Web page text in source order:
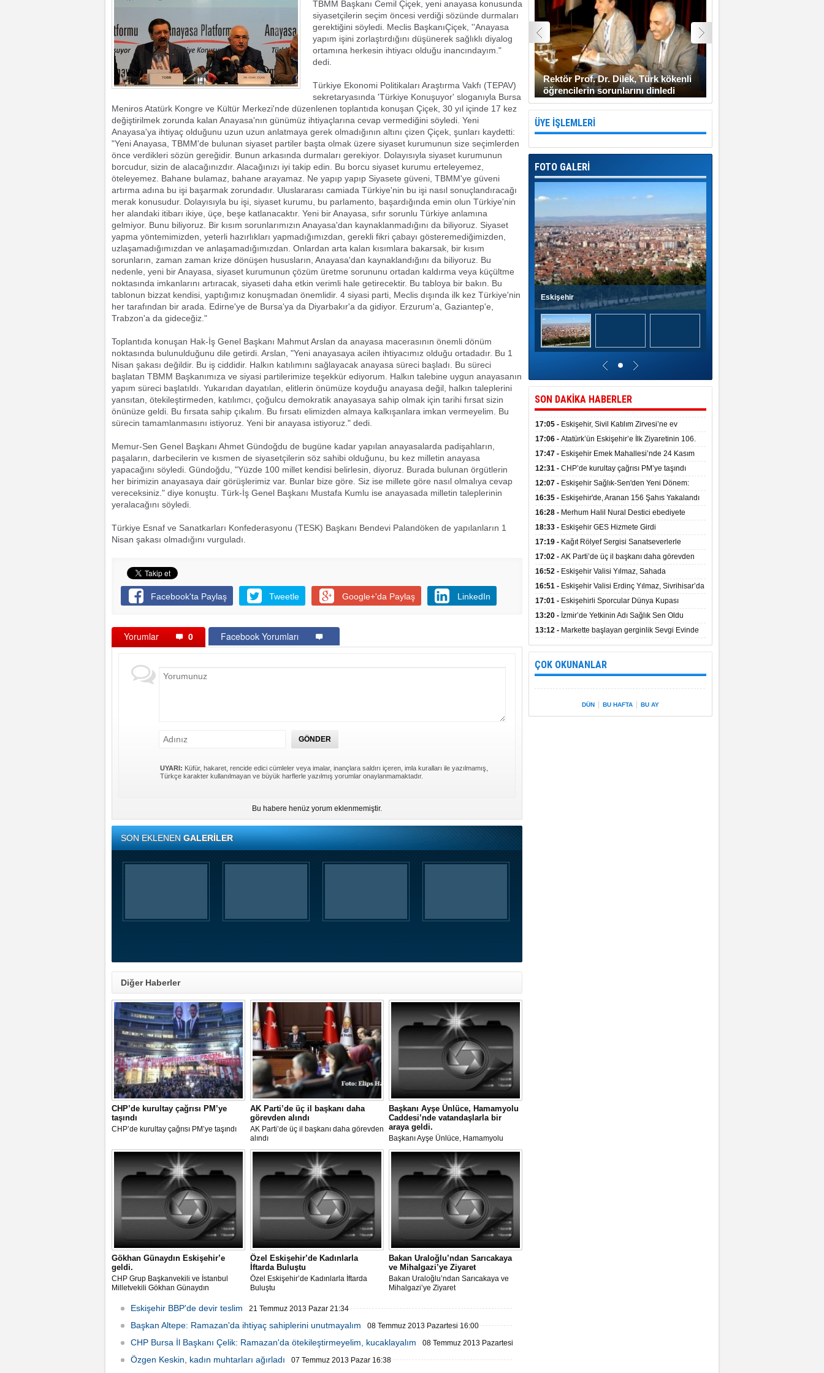
TBMM Başkanı Cemil Çiçek, yeni anayasa konusunda
siyasetçilerin seçim öncesi verdiği sözünde durmaları
gerektiğini söyledi. Meclis BaşkanıÇiçek, ''Anayasa
yapım işini zorlaştırdığını düşünerek sağlıklı diyalog
ortamına herkesin ihtiyacı olduğu inancındayım."
dedi.
Türkiye Ekonomi Politikaları Araştırma Vakfı (TEPAV)
sekretaryasında 'Türkiye Konuşuyor' sloganıyla Bursa
Meniros Atatürk Kongre ve Kültür Merkezi'nde düzenlenen toplantıda konuşan Çiçek, 30 yıl içinde 17 kez
değiştirilmek zorunda kalan Anayasa'nın günümüz ihtiyaçlarına cevap vermediğini söyledi. Yeni
Anayasa'ya ihtiyaç olduğunu uzun uzun anlatmaya gerek olmadığının altını çizen Çiçek, şunları kaydetti:
"Yeni Anayasa, TBMM'de bulunan siyaset partiler başta olmak üzere siyaset kurumunun size seçimlerden
önce verdikleri sözün gereğidir. Bunun arkasında durmaları gerekiyor. Dolayısıyla siyaset kurumunun
borcudur, sizin de alacağınızdır. Alacağınızı iyi takip edin. Bu borcu siyaset kurumu erteleyemez,
öteleyemez. Bahane bulamaz, bahane arayamaz. Ne yapıp yapıp Siyasete güveni, TBMM'ye güveni
artırma adına bu işi başarmak zorundadır. Uluslararası camiada Türkiye'nin bu işi nasıl sonuçlandıracağı
merak konusudur. Dolayısıyla bu işi, siyaset kurumu, bu parlamento, başardığında emin olun Türkiye'nin
her alandaki itibarı ikiye, üçe, beşe katlanacaktır. Yeni bir Anayasa, sıfır sorunlu Türkiye anlamına
gelmiyor. Bunu biliyoruz. Bir kısım sorunlarımızın Anayasa'dan kaynaklanmadığını da biliyoruz. Siyaset
yapma yöntemimizden, yeterli hazırlıkları yapmadığımızdan, gerekli fikri çabayı gösteremediğimizden,
uzlaşamadığımızdan ve anlaşamadığımızdan. Onlardan arta kalan kısımlara bakarsak, bir kısım
sorunların, zaman zaman krize dönüşen hususların, Anayasa'dan kaynaklandığını da biliyoruz. Bu
nedenle, yeni bir Anayasa, siyaset kurumunun çözüm üretme sorununu ortadan kaldırma veya küçültme
noktasında imkanlarını artıracak, siyaseti daha etkin verimli hale getirecektir. Bu tabloya bir bakın. Bu
tablonun bizzat kendisi, yaptığımız konuşmadan önemlidir. 4 siyasi parti, Meclis dışında ilk kez Türkiye'nin
her tarafından bir arada. Edirne'ye de Bursa'ya da Diyarbakır'a da gidiyor. Erzurum'a, Gaziantep'e,
Trabzon'a da gideceğiz."
Toplantıda konuşan Hak-İş Genel Başkanı Mahmut Arslan da anayasa macerasının önemli dönüm
noktasında bulunulduğunu dile getirdi. Arslan, "Yeni anayasaya acilen ihtiyacımız olduğu ortadadır. Bu 1
Nisan şakası değildir. Bu iş ciddidir. Halkın katılımını sağlayacak anayasa süreci başladı. Bu süreci
başlatan TBMM Başkanımıza ve siyasi partilerimize teşekkür ediyorum. Halkın talebine uygun anayasanın
yapım süreci başlatıldı. Yukarıdan dayatılan, elitlerin önümüze koyduğu anayasa değil, halkın taleplerini
yansıtan, ötekileştirmeden, katılımcı, çoğulcu demokratik anayasaya sahip olmak için tarihi fırsat sizin
önünüze geldi. Bu fırsata sahip çıkalım. Bu fırsatı elimizden almaya kalkışanlara imkan vermeyelim. Bu
sürecin tamamlanmasını istiyoruz. Yeni bir anayasa istiyoruz." dedi.
Memur-Sen Genel Başkanı Ahmet Gündoğdu de bugüne kadar yapılan anayasalarda padişahların,
paşaların, darbecilerin ve kısmen de siyasetçilerin söz sahibi olduğunu, bu kez milletin anayasa
yapacağını söyledi. Gündoğdu, "Yüzde 100 millet kendisi belirlesin, diyoruz. Burada bulunan örgütlerin
her birimizin anayasaya dair görüşlerimiz var. Bunlar bize göre. Siz ise millete göre nasıl olmalıya cevap
vereceksiniz." diye konuştu. Türk-İş Genel Başkanı Mustafa Kumlu ise anayasada milletin taleplerinin
yeralacağını söyledi.
Türkiye Esnaf ve Sanatkarları Konfederasyonu (TESK) Başkanı Bendevi Palandöken de yapılanların 1
Nisan şakası olmadığını vurguladı.
Facebook'ta Paylaş Tweetle Google+'da Paylaş LinkedIn
Yorumlar 0 Facebook Yorumları
UYARI: Küfür, hakaret, rencide edici cümleler veya imalar, inançlara saldırı içeren, imla kuralları ile yazılmamış,
Türkçe karakter kullanılmayan ve büyük harflerle yazılmış yorumlar onaylanmamaktadır.
Bu habere henüz yorum eklenmemiştir.
SON EKLENENGALERİLER
Diğer Haberler
CHP’de kurultay çağrısı PM’ye
taşındı
CHP’de kurultay çağrısı PM’ye taşındı
AK Parti’de üç il başkanı daha
görevden alındı
AK Parti’de üç il başkanı daha görevden
alındı
Başkanı Ayşe Ünlüce, Hamamyolu
Caddesi’nde vatandaşlarla bir
araya geldi.
Başkanı Ayşe Ünlüce, Hamamyolu
Caddesi’nde vatandaşlarla bir araya
geldi.
Gökhan Günaydın Eskişehir’e
geldi.
CHP Grup Başkanvekili ve İstanbul
Milletvekili Gökhan Günaydın
Özel Eskişehir’de Kadınlarla
İftarda Buluştu
Özel Eskişehir’de Kadınlarla İftarda
Buluştu
Bakan Uraloğlu’ndan Sarıcakaya
ve Mihalgazi’ye Ziyaret
Bakan Uraloğlu’ndan Sarıcakaya ve
Mihalgazi’ye Ziyaret
Eskişehir BBP'de devir teslim 21 Temmuz 2013 Pazar 21:34
Başkan Altepe: Ramazan'da ihtiyaç sahiplerini unutmayalım 08 Temmuz 2013 Pazartesi 16:00
CHP Bursa İl Başkanı Çelik: Ramazan'da ötekileştirmeyelim, kucaklayalım
08 Temmuz 2013 Pazartesi
15:24
Özgen Keskin, kadın muhtarları ağırladı 07 Temmuz 2013 Pazar 16:38
Rektör Prof. Dr. Dilek, Türk kökenli
öğrencilerin sorunlarını dinledi
ÜYE İŞLEMLERİ
FOTO GALERİ
Eskişehir
SON DAKİKA HABERLER
17:05 - Eskişehir, Sivil Katılım Zirvesi’ne ev
sahipliği yaptı.
17:06 - Atatürk’ün Eskişehir’e İlk Ziyaretinin 106.
Yılı Törenle Kutlandı
17:47 - Eskişehir Emek Mahallesi’nde 24 Kasım
İlkokulu törenle hizmete girdi
12:31 - CHP’de kurultay çağrısı PM’ye taşındı
12:07 - Eskişehir Sağlık-Sen'den Yeni Dönem:
Mazbata Teslim Alındı
16:35 - Eskişehir'de, Aranan 156 Şahıs Yakalandı
16:28 - Merhum Halil Nural Destici ebediyete
uğurlandı
18:33 - Eskişehir GES Hizmete Girdi
17:19 - Kağıt Rölyef Sergisi Sanatseverlerle
Buluştu
17:02 - AK Parti’de üç il başkanı daha görevden
alındı
16:52 - Eskişehir Valisi Yılmaz, Sahada
İncelemelerde Bulundu
16:51 - Eskişehir Valisi Erdinç Yılmaz, Sivrihisar’da
17:01 - Eskişehirli Sporcular Dünya Kupası
Başarılarını Vali Yılmaz’la Paylaştı
13:20 - İzmir’de Yetkinin Adı Sağlık Sen Oldu
13:12 - Markette başlayan gerginlik Sevgi Evinde
yara sardı.
ÇOK OKUNANLAR
DÜN BU HAFTA BU AY